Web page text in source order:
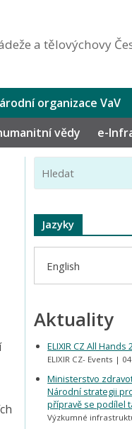
a tělovýchovy
organizace VaV
vědy e-
Jazyky
English
Aktuality
ELIXIR CZ All Hands
ELIXIR CZ- Events
Ministerstvo
Národní strategii
přípravě se podílel
Výzkumné